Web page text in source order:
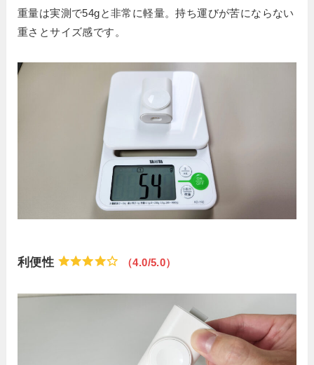
重量は実測で54gと非常に軽量。持ち運びが苦にならない
重さとサイズ感です。
利便性 （4.0/5.0）